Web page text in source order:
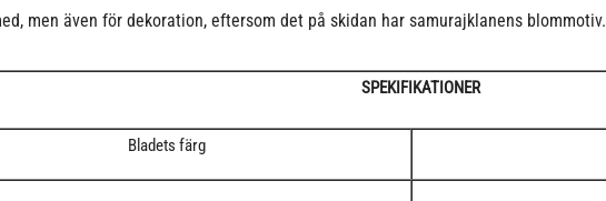
men även för dekoration, eftersom det på skidan har samurajklanens blommotiv.
SPEKIFIKATIONER
Bladets färg